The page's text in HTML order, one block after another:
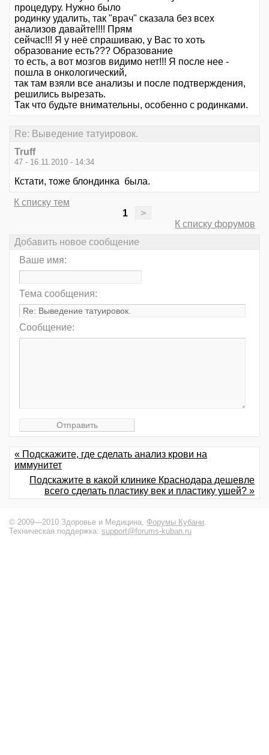
процедуру. Нужно было
родинку удалить, так "врач" сказала без всех
анализов давайте!!!! Прям
сейчас!!! Я у неё спрашиваю, у Вас то хоть
образование есть??? Образование
то есть, а вот мозгов видимо нет!!! Я после нее -
пошла в онкологический,
так там взяли все анализы и после подтверждения,
решились вырезать.
Так что будьте внимательны, особенно с родинками.
Re: Выведение татуировок.
Truff
47 - 16.11.2010 - 14:34
Кстати, тоже блондинка была.
К списку тем
1
>
К списку форумов
Добавить новое сообщение
Ваше имя:
Тема сообщения:
Сообщение:
« Подскажите, где сделать анализ крови на
иммунитет
Подскажите в какой клинике Краснодара дешевле
всего сделать пластику век и пластику ушей? »
© 2009—2010 Здоровье и Медицина, Форумы Кубани
Техническая поддержка: support@forums-kuban.ru